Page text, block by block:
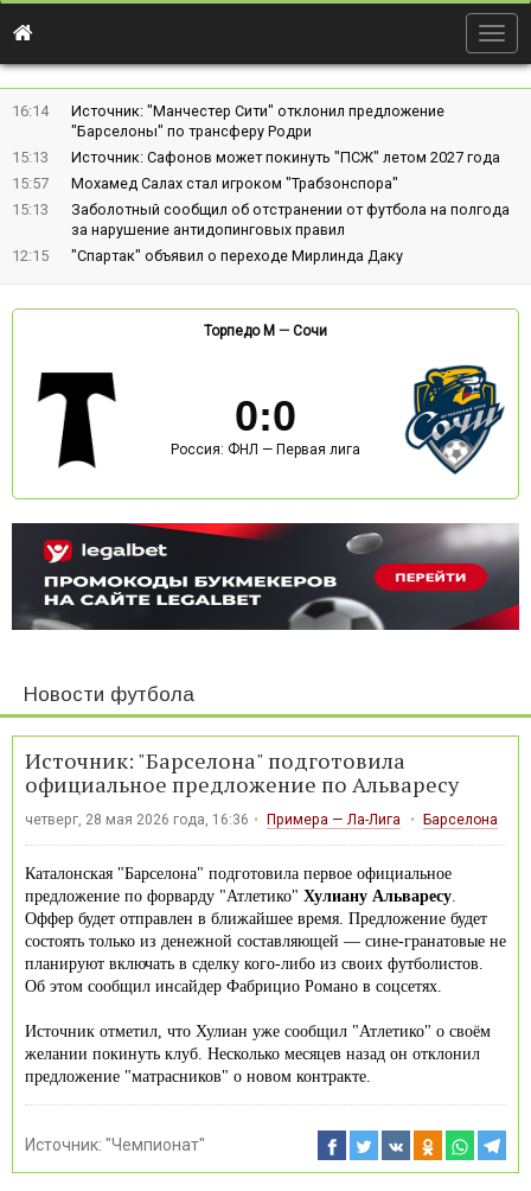
16:14
Источник: "Манчестер Сити" отклонил предложение
"Барселоны" по трансферу Родри
15:13
Источник: Сафонов может покинуть "ПСЖ" летом 2027 года
15:57
Мохамед Салах стал игроком "Трабзонспора"
15:13
Заболотный сообщил об отстранении от футбола на полгода
за нарушение антидопинговых правил
12:15
"Спартак" объявил о переходе Мирлинда Даку
Торпедо М — Сочи
0:0
Россия: ФНЛ — Первая лига
Новости футбола
Источник: "Барселона" подготовила
официальное предложение по Альваресу
четверг, 28 мая 2026 года, 16:36 Примера — Ла-Лига Барселона
Каталонская "Барселона" подготовила первое официальное
предложение по форварду "Атлетико" Хулиану Альваресу
Оффер будет отправлен в ближайшее время. Предложение будет
состоять только из денежной составляющей — сине-гранатовые не
планируют включать в сделку кого-либо из своих футболистов.
Об этом сообщил инсайдер Фабрицио Романо в соцсетях.
Источник отметил, что Хулиан уже сообщил "Атлетико" о своём
желании покинуть клуб. Несколько месяцев назад он отклонил
предложение "матрасников" о новом контракте.
Источник: "Чемпионат"